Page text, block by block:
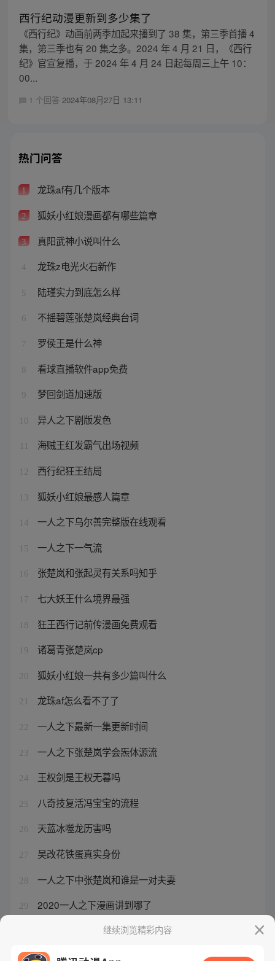
西行纪动漫更新到多少集了
《西行纪》动画前两季加起来播到了 38 集，第三季首播 4
集，第三季也有 20 集之多。2024 年 4 月 21 日，《西行
纪》官宣复播，于 2024 年 4 月 24 日起每周三上午 10：
00...
1 个回答 2024年08月27日 13:11
热门问答
1 龙珠af有几个版本
2 狐妖小红娘漫画都有哪些篇章
3 真阳武神小说叫什么
4 龙珠z电光火石新作
5 陆瑾实力到底怎么样
6 不摇碧莲张楚岚经典台词
7 罗侯王是什么神
8 看球直播软件app免费
9 梦回剑道加速版
10 异人之下剧版发色
海贼王红发霸气出场视频
12 西行纪狂王结局
13 狐妖小红娘最感人篇章
14 一人之下乌尔善完整版在线观看
15 一人之下一气流
16 张楚岚和张起灵有关系吗知乎
17 七大妖王什么境界最强
18 狂王西行记前传漫画免费观看
19 诸葛青张楚岚cp
20 狐妖小红娘一共有多少篇叫什么
21 龙珠af怎么看不了了
22 一人之下最新一集更新时间
23 一人之下张楚岚学会炁体源流
24 王权剑是王权无暮吗
25 八奇技复活冯宝宝的流程
26 天蓝冰噬龙历害吗
27 吴改花铁蛋真实身份
28 一人之下中张楚岚和谁是一对夫妻
29 2020一人之下漫画讲到哪了
苦王为什么不用修罗刚体继续浏览精彩内容